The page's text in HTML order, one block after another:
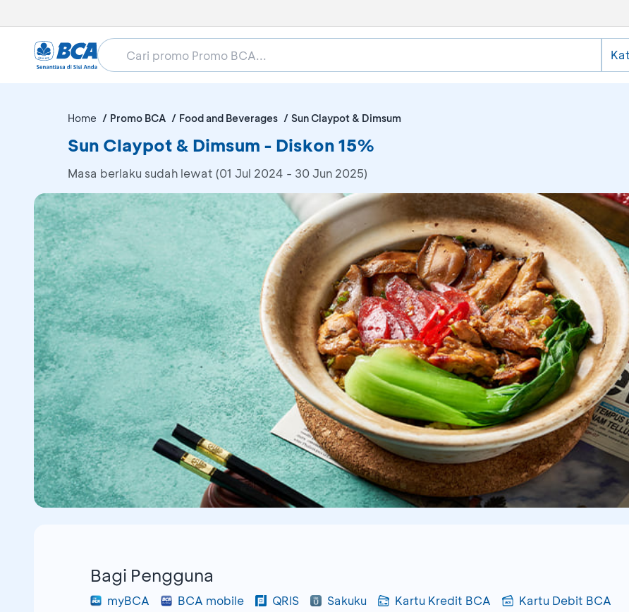
Home Promo BCA Food and Beverages Sun Claypot & Dimsum
Sun Claypot & Dimsum - Diskon 15%
Masa berlaku sudah lewat (01 Jul 2024 - 30 Jun 2025)
Bagi Pengguna
myBCA BCA mobile QRIS Sakuku Kartu Kredit BCA Kartu Debit BCA